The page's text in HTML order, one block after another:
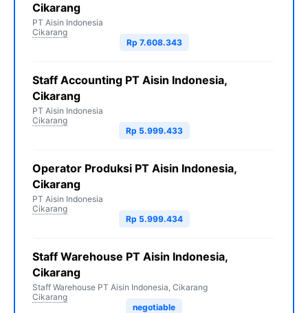
Cikarang
PT Aisin Indonesia
Cikarang
Rp 7.608.343
Staff Accounting PT Aisin Indonesia,
Cikarang
PT Aisin Indonesia
Cikarang
Rp 5.999.433
Operator Produksi PT Aisin Indonesia,
Cikarang
PT Aisin Indonesia
Cikarang
Rp 5.999.434
Staff Warehouse PT Aisin Indonesia,
Cikarang
Staff Warehouse PT Aisin Indonesia, Cikarang
Cikarang
negotiable